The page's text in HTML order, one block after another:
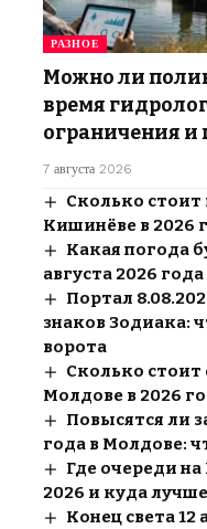
РАЗНОЕ
Можно ли
время
ограничения и
7 августа 2026
Сколько
Кишинёве в 2026
Какая погода
августа 2026
Портал
знаков Зодиака:
ворота
Сколько стоит
Молдове в 2026
Повысятся ли
года в Молдове:
Где очереди
2026 и куда
Конец света 12